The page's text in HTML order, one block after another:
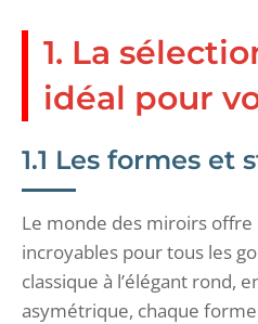
1. La
idéal pour
1.1 Les formes et
Le monde des miroirs
incroyables pour tous les
classique à l’élégant rond,
asymétrique, chaque